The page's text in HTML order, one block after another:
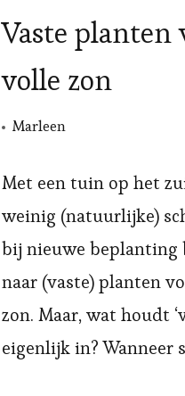
Vaste planten
volle zon
Marleen
Met een tuin op het
weinig (natuurlijke)
bij nieuwe beplanting
naar (vaste) planten
zon. Maar, wat houdt
eigenlijk in? Wanneer